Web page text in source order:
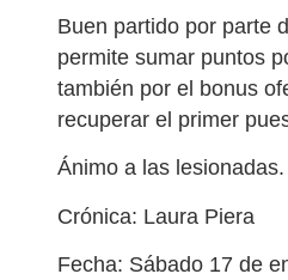
Buen partido por parte
permite sumar puntos
también por el bonus
recuperar el primer
Ánimo a las lesionadas.
Crónica: Laura Piera
Fecha: Sábado 17 de